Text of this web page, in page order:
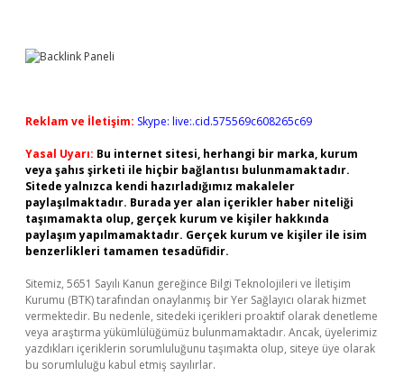
Reklam ve İletişim: Skype: live:.cid.575569c608265c69
Yasal Uyarı: Bu internet sitesi, herhangi bir marka, kurum
veya şahıs şirketi ile hiçbir bağlantısı bulunmamaktadır.
Sitede yalnızca kendi hazırladığımız makaleler
paylaşılmaktadır. Burada yer alan içerikler haber niteliği
taşımamakta olup, gerçek kurum ve kişiler hakkında
paylaşım yapılmamaktadır. Gerçek kurum ve kişiler ile isim
benzerlikleri tamamen tesadüfidir.
Sitemiz, 5651 Sayılı Kanun gereğince Bilgi Teknolojileri ve İletişim
Kurumu (BTK) tarafından onaylanmış bir Yer Sağlayıcı olarak hizmet
vermektedir. Bu nedenle, sitedeki içerikleri proaktif olarak denetleme
veya araştırma yükümlülüğümüz bulunmamaktadır. Ancak, üyelerimiz
yazdıkları içeriklerin sorumluluğunu taşımakta olup, siteye üye olarak
bu sorumluluğu kabul etmiş sayılırlar.